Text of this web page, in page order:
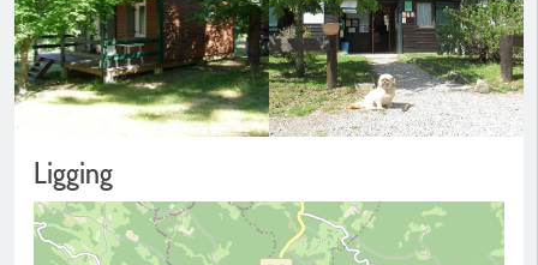
Ligging